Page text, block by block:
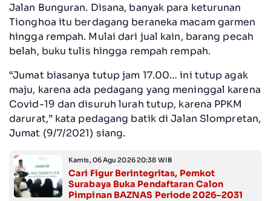
Jalan Bunguran. Disana, banyak para keturunan
Tionghoa itu berdagang beraneka macam garmen
hingga rempah. Mulai dari jual kain, barang pecah
belah, buku tulis hingga rempah rempah.
“Jumat biasanya tutup jam 17.00… ini tutup agak
maju, karena ada pedagang yang meninggal karena
Covid-19 dan disuruh lurah tutup, karena PPKM
darurat,” kata pedagang batik di Jalan Slompretan,
Jumat (9/7/2021) siang.
Kamis, 06 Agu 2026 20:38 WIB
Cari Figur Berintegritas, Pemkot
Surabaya Buka Pendaftaran Calon
Pimpinan BAZNAS Periode 2026–2031